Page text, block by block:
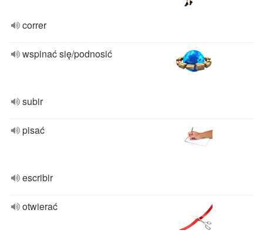
correr
wspinać się/podnosić
subir
pisać
escribir
otwierać